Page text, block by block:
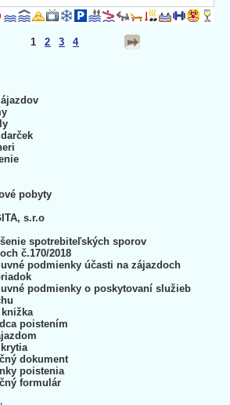
1 2 3 4
pobyty
s.r.o
spotrebiteľských sporov
č.170/2018
podmienky účasti na zájazdoch
podmienky o poskytovaní služieb
knižka
poistením
dokument
poistenia
formulár